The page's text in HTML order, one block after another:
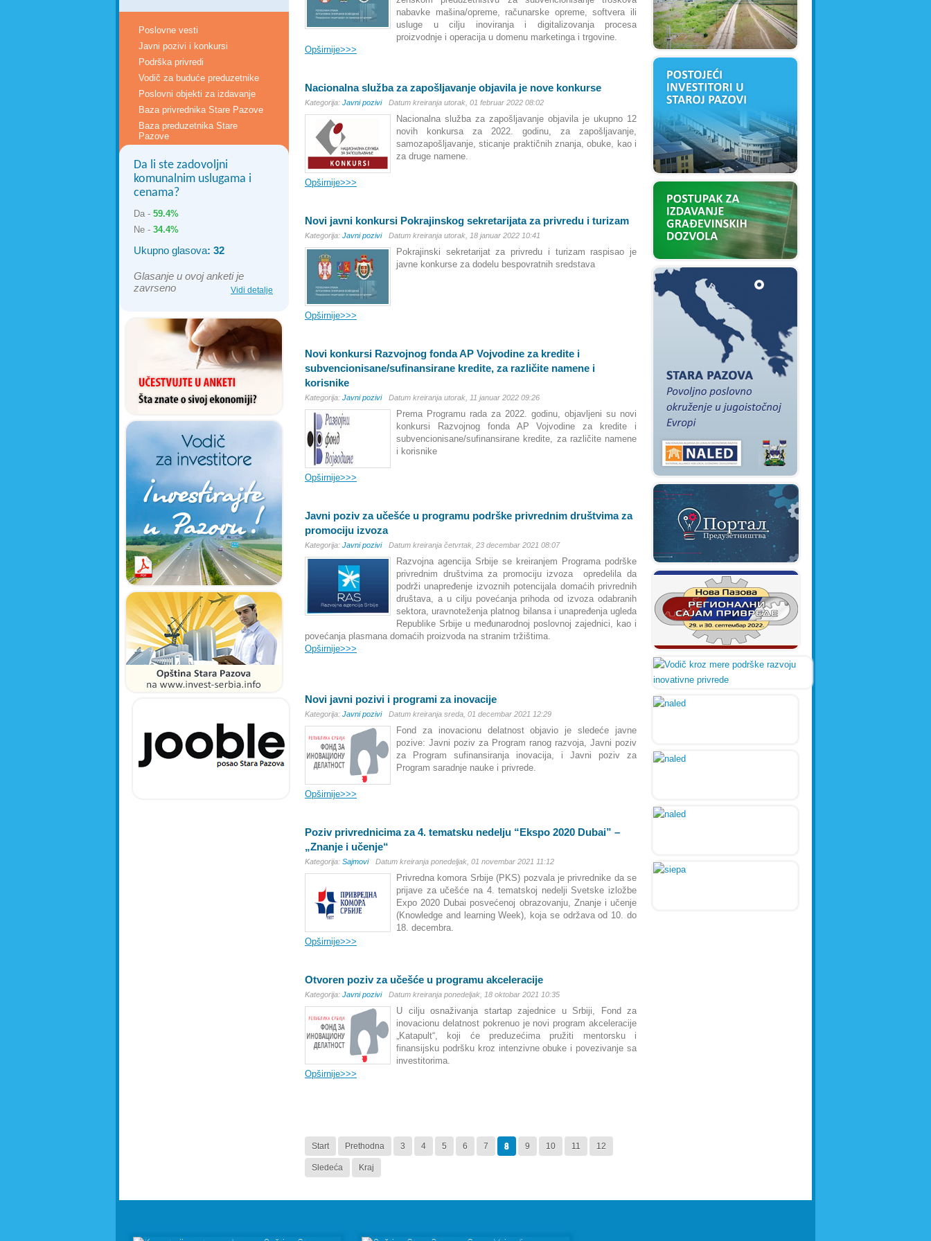
Odmeđunarodnog
aerodroma "Nikola Tesla"
Pazova je udaljena 15 km
Na teritoriji opštine nalazi se
oko
površina
Reka Dunav teče istočnom
granicom opštine, dužinom
Poslovne vesti
Javni pozivi i konkursi
Podrška privredi
Vodič za buduće preduzetnike
Poslovni objekti za izdavanje
Baza privrednika Stare Pazove
Baza preduzetnika Stare
Pazove
Da li ste zadovoljni
komunalnim uslugama i
cenama?
Da - 59.4%
Ne - 34.4%
Ukupno glasova: 32
Glasanje u ovoj anketi je
zavrseno
Vidi detalje
nabavke mašina/opreme, računarske opreme, softvera ili
usluge u cilju inoviranja i digitalizovanja procesa
proizvodnje i operacija u domenu marketinga i trgovine.
Opširnije>>>
Nacionalna služba za zapošljavanje objavila je nove konkurse
Kategorija: Javni pozivi Datum kreiranja utorak, 01 februar 2022 08:02
Nacionalna služba za zapošljavanje objavila je ukupno 12
novih konkursa za 2022. godinu, za zapošljavanje,
samozapošljavanje, sticanje praktičnih znanja, obuke, kao i
za druge namene.
Opširnije>>>
Novi javni konkursi Pokrajinskog sekretarijata za privredu i turizam
Kategorija: Javni pozivi Datum kreiranja utorak, 18 januar 2022 10:41
Pokrajinski sekretarijat za privredu i turizam raspisao je
javne konkurse za dodelu bespovratnih sredstava
Opširnije>>>
Novi konkursi Razvojnog fonda AP Vojvodine za kredite i
subvencionisane/sufinansirane kredite, za različite namene i
korisnike
Kategorija: Javni pozivi Datum kreiranja utorak, 11 januar 2022 09:26
Prema Programu rada za 2022. godinu, objavljeni su novi
konkursi Razvojnog fonda AP Vojvodine za kredite i
subvencionisane/sufinansirane kredite, za različite namene
i korisnike
Opširnije>>>
Javni poziv za učešće u programu podrške privrednim društvima za
promociju izvoza
Kategorija: Javni pozivi Datum kreiranja četvrtak, 23 decembar 2021 08:07
Razvojna agencija Srbije se kreiranjem Programa podrške
privrednim društvima za promociju izvoza opredelila da
podrži unapređenje izvoznih potencijala domaćih privrednih
društava, a u cilju povećanja prihoda od izvoza odabranih
sektora, uravnoteženja platnog bilansa i unapređenja ugleda
Republike Srbije u međunarodnoj poslovnoj zajednici, kao i
povećanja plasmana domaćih proizvoda na stranim tržištima.
Opširnije>>>
Novi javni pozivi i programi za inovacije
Kategorija: Javni pozivi Datum kreiranja sreda, 01 decembar 2021 12:29
Fond za inovacionu delatnost objavio je sledeće javne
pozive: Javni poziv za Program ranog razvoja, Javni poziv
za Program sufinansiranja inovacija, i Javni poziv za
Program saradnje nauke i privrede.
Opširnije>>>
Poziv privrednicima za 4. tematsku nedelju “Ekspo 2020 Dubai” –
„Znanje i učenje“
Kategorija: Sajmovi Datum kreiranja ponedeljak, 01 novembar 2021 11:12
Privredna komora Srbije (PKS) pozvala je privrednike da se
prijave za učešće na 4. tematskoj nedelji Svetske izložbe
Expo 2020 Dubai posvećenoj obrazovanju, Znanje i učenje
(Knowledge and learning Week), koja se održava od 10. do
18. decembra.
Opširnije>>>
Otvoren poziv za učešće u programu akceleracije
Kategorija: Javni pozivi Datum kreiranja ponedeljak, 18 oktobar 2021 10:35
U cilju osnaživanja startap zajednice u Srbiji, Fond za
inovacionu delatnost pokrenuo je novi program akceleracije
„Katapult“, koji će preduzećima pružiti mentorsku i
finansijsku podršku kroz intenzivne obuke i povezivanje sa
investitorima.
Opširnije>>>
Start Prethodna 3 4 5 6 7 8 9 10 11 12
Sledeća Kraj